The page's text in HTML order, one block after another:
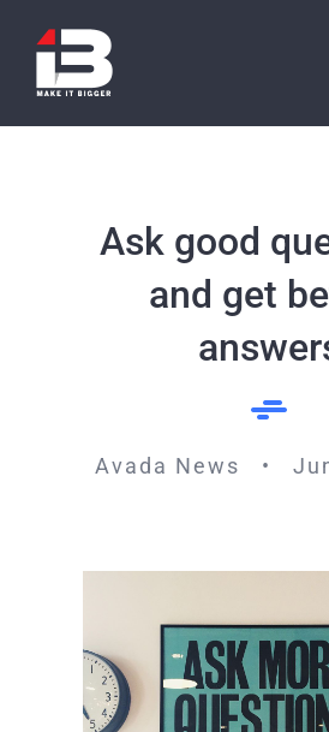
content
Ask good
and get
Avada News •